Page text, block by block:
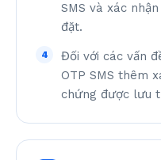
SMS và xác
đặt.
4
Đối với các vấn
OTP SMS thêm
chứng được lưu